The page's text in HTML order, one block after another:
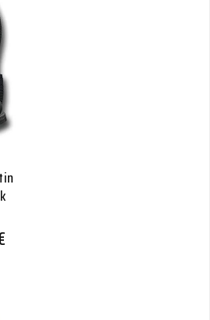
Hintaluokka: 300,00€ - 303,70€